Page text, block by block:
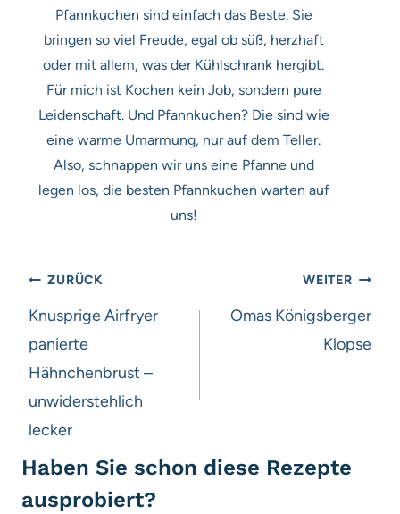
Pfannkuchen sind einfach das Beste. Sie
bringen so viel Freude, egal ob süß, herzhaft
oder mit allem, was der Kühlschrank hergibt.
Für mich ist Kochen kein Job, sondern pure
Leidenschaft. Und Pfannkuchen? Die sind wie
eine warme Umarmung, nur auf dem Teller.
Also, schnappen wir uns eine Pfanne und
legen los, die besten Pfannkuchen warten auf
uns!
Beitragsnavigation
ZURÜCK
Knusprige Airfryer
panierte
Hähnchenbrust –
unwiderstehlich
lecker
WEITER
Omas Königsberger
Klopse
Haben Sie schon diese Rezepte
ausprobiert?